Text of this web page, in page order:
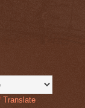
Translate